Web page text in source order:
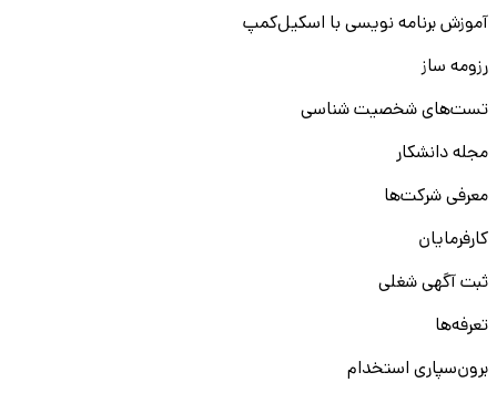
آموزش برنامه نویسی با اسکیل‌کمپ
رزومه ساز
تست‌های شخصیت شناسی
مجله دانشکار
معرفی شرکت‌ها
کارفرمایان
ثبت آگهی شغلی
تعرفه‌ها
برون‌سپاری استخدام